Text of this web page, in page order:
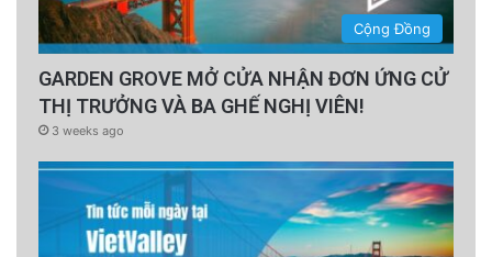
Cộng Đồng
GARDEN GROVE MỞ CỬA NHẬN ĐƠN ỨNG CỬ
THỊ TRƯỞNG VÀ BA GHẾ NGHỊ VIÊN!
3 weeks ago